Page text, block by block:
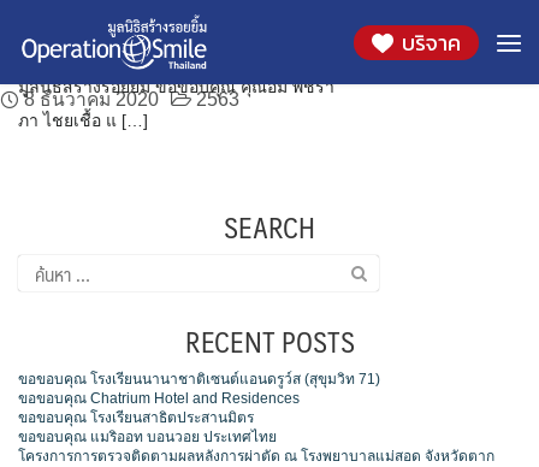
content
บริจาค
วัน: 8 ธันวาคม 2020
มูลนิธิสร้างรอยยิ้ม ขอขอบคุณ คุณอั้ม พัชราภา ไชย
เชื้อ และ คุณเก๋ ชลลดา สิริสันต์ (เมฆราตรี)
8 ธันวาคม 2020 2563
มูลนิธิสร้างรอยยิ้ม ขอขอบคุณ คุณอั้ม พัชรา
ภา ไชยเชื้อ แ […]
SEARCH
ค้นหา
สำหรับ:
RECENT POSTS
ขอขอบคุณ โรงเรียนนานาชาติเซนต์แอนดรูว์ส (สุขุมวิท 71)
ขอขอบคุณ Chatrium Hotel and Residences
ขอขอบคุณ โรงเรียนสาธิตประสานมิตร
ขอขอบคุณ แมริออท บอนวอย ประเทศไทย
โครงการการตรวจติดตามผลหลังการผ่าตัด ณ โรงพยาบาลแม่สอด จังหวัดตาก